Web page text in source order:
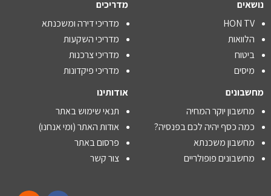
נושאים
HON TV
הלוואות
ביטוח
מיסים
מדריכים
מדריכי דירה ומשכנתא
מדריכי השקעות
מדריכי צרכנות
מדריכי פיקדונות
מחשבונים
מחשבון יוקר המחיה
כמה כסף יהיה לכם בפנסיה?
מחשבון משכנתא
מחשבונים פופולריים
אודותינו
תנאי שימוש באתר
אודות האתר (ומי אנחנו)
פרסום באתר
צור קשר